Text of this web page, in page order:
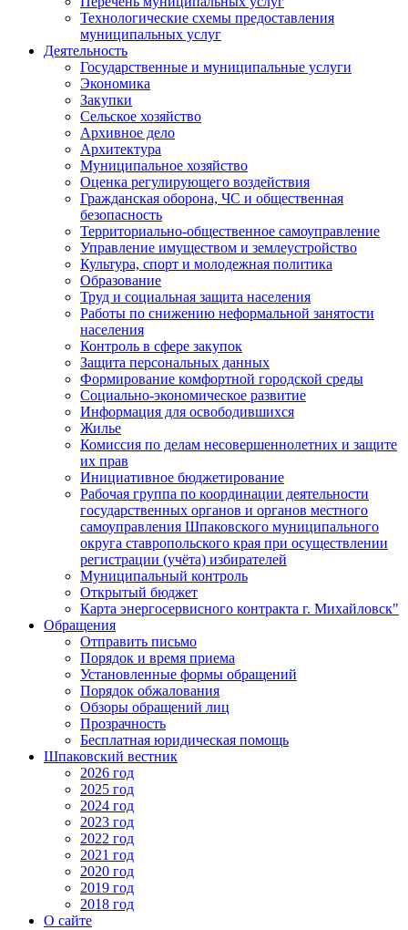
Технологические схемы предоставления
муниципальных услуг
Деятельность
Государственные и муниципальные услуги
Экономика
Закупки
Сельское хозяйство
Архивное дело
Архитектура
Муниципальное хозяйство
Оценка регулирующего воздействия
Гражданская оборона, ЧС и общественная
безопасность
Территориально-общественное самоуправление
Управление имуществом и землеустройство
Культура, спорт и молодежная политика
Образование
Труд и социальная защита населения
Работы по снижению неформальной занятости
населения
Контроль в сфере закупок
Защита персональных данных
Формирование комфортной городской среды
Социально-экономическое развитие
Информация для освободившихся
Жилье
Комиссия по делам несовершеннолетних и защите
их прав
Инициативное бюджетирование
Рабочая группа по координации деятельности
государственных органов и органов местного
самоуправления Шпаковского муниципального
округа ставропольского края при осуществлении
регистрации (учёта) избирателей
Муниципальный контроль
Открытый бюджет
Карта энергосервисного контракта г. Михайловск"
Обращения
Отправить письмо
Порядок и время приема
Установленные формы обращений
Порядок обжалования
Обзоры обращений лиц
Прозрачность
Бесплатная юридическая помощь
Шпаковский вестник
2026 год
2025 год
2024 год
2023 год
2022 год
2021 год
2020 год
2019 год
2018 год
О сайте